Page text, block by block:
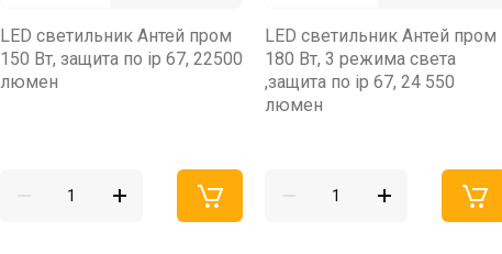
LED светильник Антей пром
150 Вт, защита по ip 67, 22500
люмен
LED светильник Антей пром
180 Вт, 3 режима света
,защита по ip 67, 24 550
люмен